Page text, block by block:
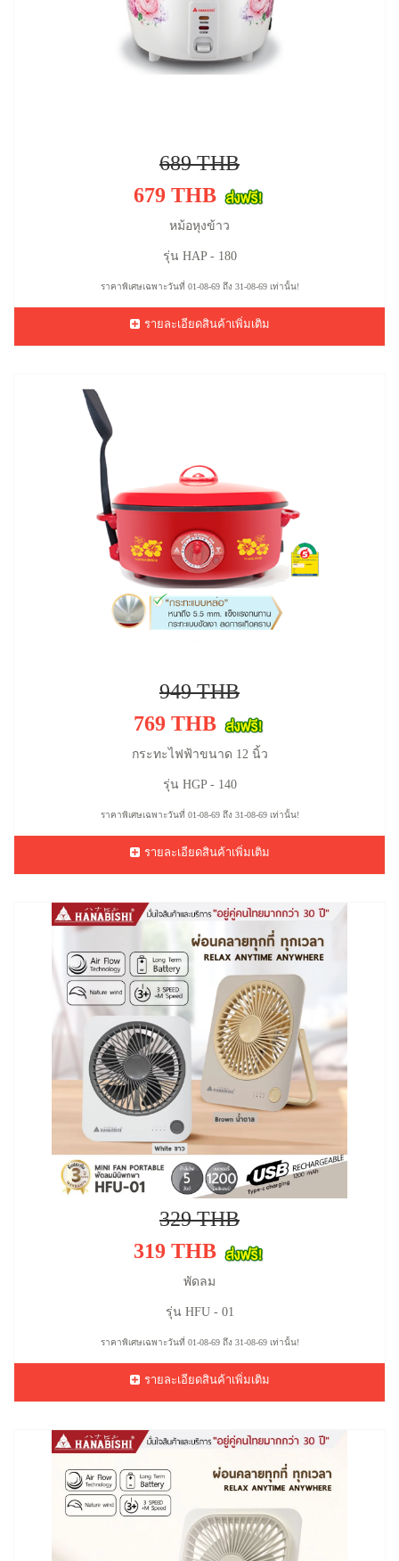
689 THB
679 THB
หม้อหุงข้าว
รุ่น HAP - 180
ราคาพิเศษเฉพาะวันที่ 01-08-69 ถึง 31-08-69 เท่านั้น!
รายละเอียดสินค้าเพิ่มเติม
949 THB
769 THB
กระทะไฟฟ้าขนาด 12 นิ้ว
รุ่น HGP - 140
ราคาพิเศษเฉพาะวันที่ 01-08-69 ถึง 31-08-69 เท่านั้น!
รายละเอียดสินค้าเพิ่มเติม
329 THB
319 THB
พัดลม
รุ่น HFU - 01
ราคาพิเศษเฉพาะวันที่ 01-08-69 ถึง 31-08-69 เท่านั้น!
รายละเอียดสินค้าเพิ่มเติม